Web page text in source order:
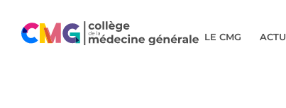
LE CMG